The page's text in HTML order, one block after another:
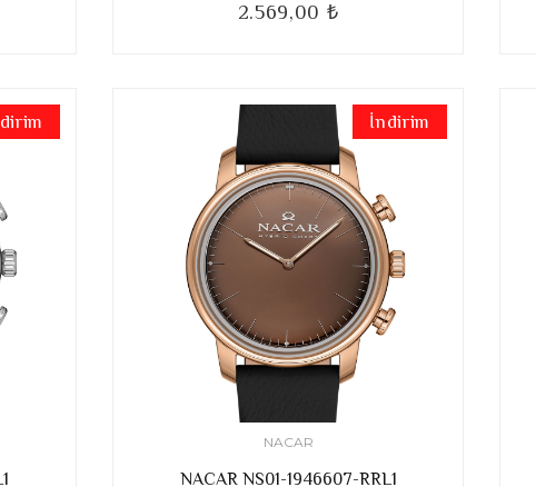
2.569,00 ₺
İndirim
NACAR
NACAR NS01-1946607-RRL1